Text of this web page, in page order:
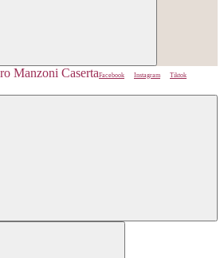
Facebook Instagram
Tiktok